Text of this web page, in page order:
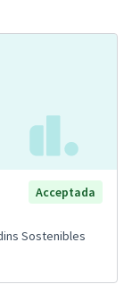
Acceptada
Sostenibles